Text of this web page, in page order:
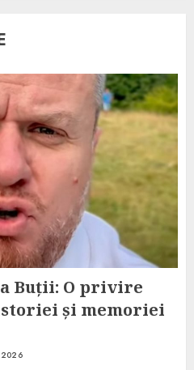
Buții: O privire
și memoriei
2026